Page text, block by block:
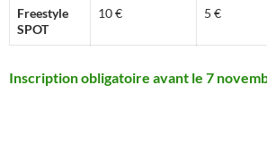
Freestyle
SPOT
10 € 5 €
Inscription obligatoire avant le 7